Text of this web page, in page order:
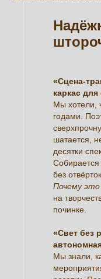
«Сцена-
каркас
Мы хотели,
годами.
шатается,
десятки
без
Почему
на
починке.
«Свет без
Мы знали,